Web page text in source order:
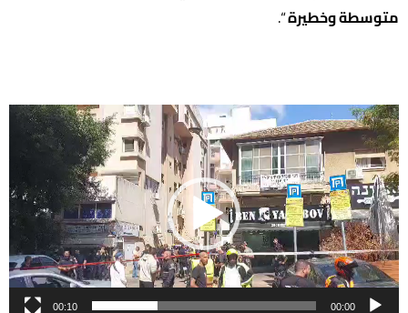
متوسطة وخطيرة“.
مشغل
الفيديو
00:00
00:10